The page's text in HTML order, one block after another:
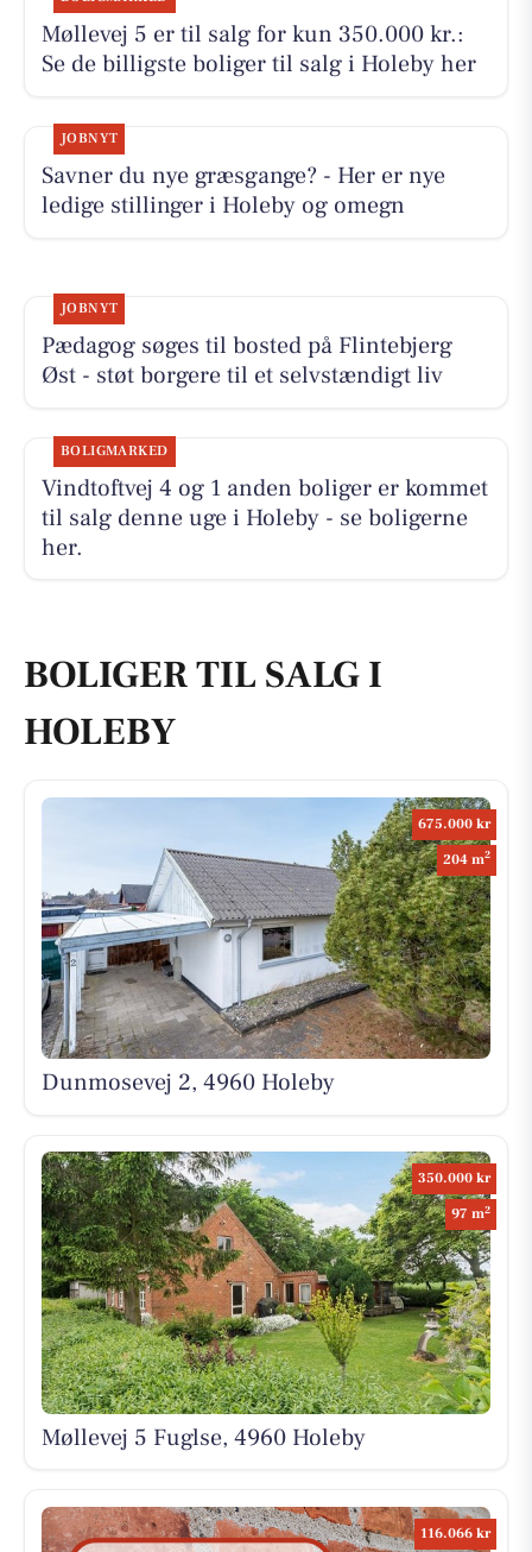
Møllevej 5 er til salg for kun 350.000 kr.:
Se de billigste boliger til salg i Holeby her
JOBNYT
Savner du nye græsgange? - Her er nye
ledige stillinger i Holeby og omegn
JOBNYT
Pædagog søges til bosted på Flintebjerg
Øst - støt borgere til et selvstændigt liv
BOLIGMARKED
Vindtoftvej 4 og 1 anden boliger er kommet
til salg denne uge i Holeby - se boligerne
her.
BOLIGER TIL SALG I
HOLEBY
675.000 kr
204 m2
Dunmosevej 2, 4960 Holeby
350.000 kr
97 m2
Møllevej 5 Fuglse, 4960 Holeby
116.066 kr